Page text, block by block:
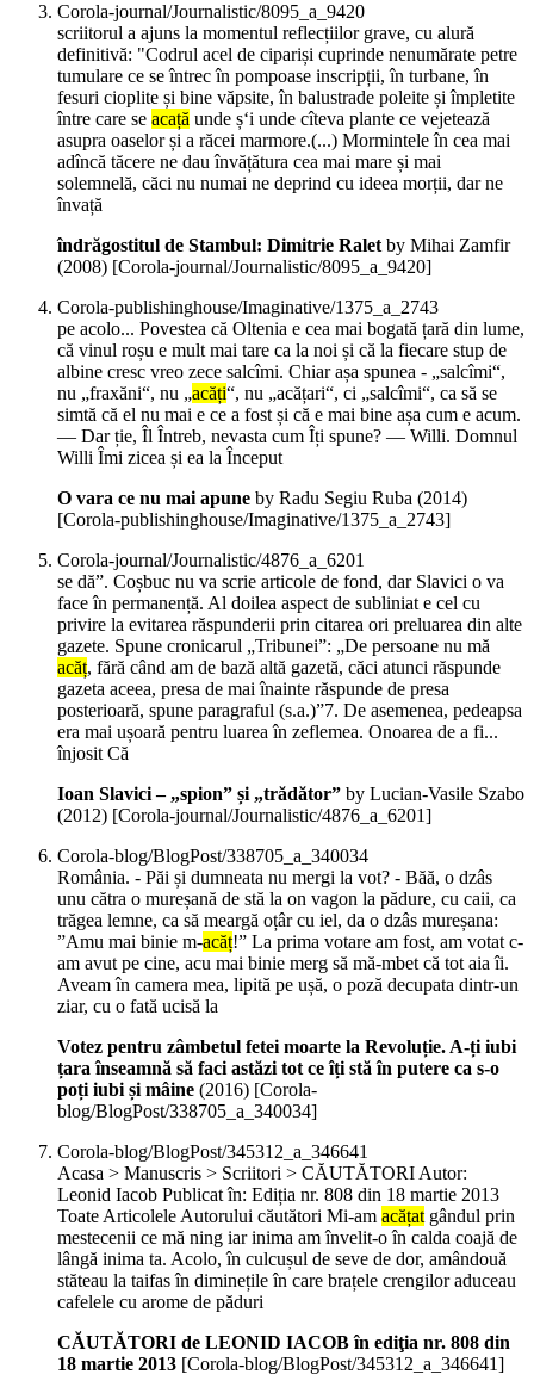
Corola-journal/Journalistic/8095_a_9420
scriitorul a ajuns la momentul reflecțiilor grave, cu alură
definitivă: "Codrul acel de cipariși cuprinde nenumărate petre
tumulare ce se întrec în pompoase inscripții, în turbane, în
fesuri cioplite și bine văpsite, în balustrade poleite și împletite
între care se acață unde ș‘i unde cîteva plante ce vejetează
asupra oaselor și a răcei marmore.(...) Mormintele în cea mai
adîncă tăcere ne dau învățătura cea mai mare și mai
solemnelă, căci nu numai ne deprind cu ideea morții, dar ne
învață
îndrăgostitul de Stambul: Dimitrie Raletby Mihai Zamfir
(2008) [Corola-journal/Journalistic/8095_a_9420]
Corola-publishinghouse/Imaginative/1375_a_2743
pe acolo... Povestea că Oltenia e cea mai bogată țară din lume,
că vinul roșu e mult mai tare ca la noi și că la fiecare stup de
albine cresc vreo zece salcîmi. Chiar așa spunea - „salcîmi“,
nu „fraxăni“, nu „acăți“, nu „acățari“, ci „salcîmi“, ca să se
simtă că el nu mai e ce a fost și că e mai bine așa cum e acum.
— Dar ție, Îl Întreb, nevasta cum Îți spune? — Willi. Domnul
Willi Îmi zicea și ea la Început
O vara ce nu mai apune by Radu Segiu Ruba (2014)
[Corola-publishinghouse/Imaginative/1375_a_2743]
Corola-journal/Journalistic/4876_a_6201
se dă”. Coșbuc nu va scrie articole de fond, dar Slavici o va
face în permanență. Al doilea aspect de subliniat e cel cu
privire la evitarea răspunderii prin citarea ori preluarea din alte
gazete. Spune cronicarul „Tribunei”: „De persoane nu mă
acăț, fără când am de bază altă gazetă, căci atunci răspunde
gazeta aceea, presa de mai înainte răspunde de presa
posterioară, spune paragraful (s.a.)”7. De asemenea, pedeapsa
era mai ușoară pentru luarea în zeflemea. Onoarea de a fi...
înjosit Că
Ioan Slavici – „spion” și „trădător” by Lucian-Vasile Szabo
(2012) [Corola-journal/Journalistic/4876_a_6201]
Corola-blog/BlogPost/338705_a_340034
România. - Păi și dumneata nu mergi la vot? - Băă, o dzâs
unu cătra o mureșană de stă la on vagon la pădure, cu caii, ca
trăgea lemne, ca să meargă oțâr cu iel, da o dzâs mureșana:
”Amu mai binie m-acăț!” La prima votare am fost, am votat c-
am avut pe cine, acu mai binie merg să mă-mbet că tot aia îi.
Aveam în camera mea, lipită pe ușă, o poză decupata dintr-un
ziar, cu o fată ucisă la
Votez pentru zâmbetul fetei moarte la Revoluție. A-ți iubi
țara înseamnă să faci astăzi tot ce îți stă în putere ca s-o
poți iubi și mâine (2016) [Corola-
blog/BlogPost/338705_a_340034]
Corola-blog/BlogPost/345312_a_346641
Acasa > Manuscris > Scriitori > CĂUTĂTORI Autor:
Leonid Iacob Publicat în: Ediția nr. 808 din 18 martie 2013
Toate Articolele Autorului căutători Mi-am acățatgândul prin
mestecenii ce mă ning iar inima am învelit-o în calda coajă de
lângă inima ta. Acolo, în culcușul de seve de dor, amândouă
stăteau la taifas în diminețile în care brațele crengilor aduceau
cafelele cu arome de păduri
CĂUTĂTORI de LEONID IACOB în ediţia nr. 808 din
18 martie 2013 [Corola-blog/BlogPost/345312_a_346641]